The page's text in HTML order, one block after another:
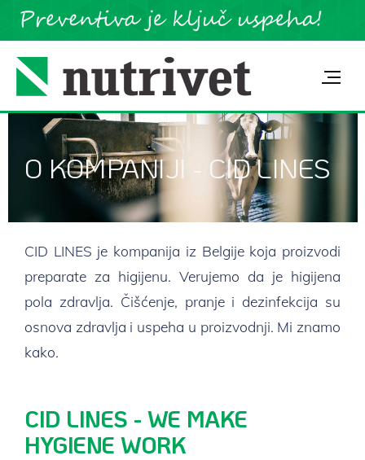
O KOMPANIJI - CID LINES
CID LINES je kompanija iz Belgije koja proizvodi
preparate za higijenu. Verujemo da je higijena
pola zdravlja. Čišćenje, pranje i dezinfekcija su
osnova zdravlja i uspeha u proizvodnji. Mi znamo
kako.
CID LINES - WE MAKE
HYGIENE WORK